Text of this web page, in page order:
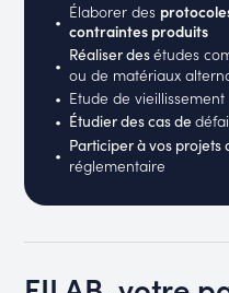
Élaborer des
contraintes produits
Réaliser desétudes
ou de matériaux
Etude de vieillissement
Étudier des cas de
Participer à vos projets
réglementaire